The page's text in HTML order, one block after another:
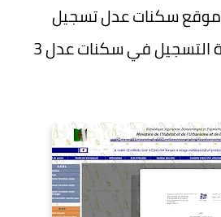
inscription.aadl.dz موقع سكنات عدل تسجيل
استمارة التسجيل في سكنات عدل 3